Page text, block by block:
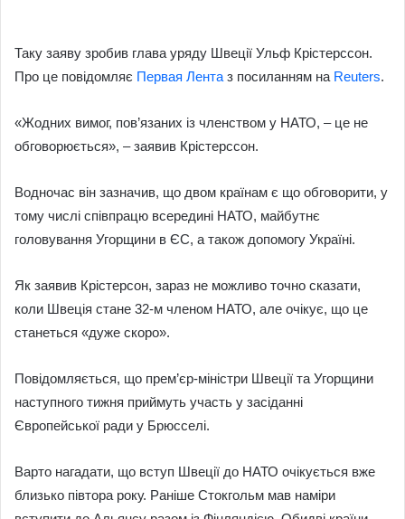
Таку заяву зробив глава уряду Швеції Ульф Крістерссон.
Про це повідомляє Первая Лента з посиланням на Reuters.
«Жодних вимог, пов’язаних із членством у НАТО, – це не
обговорюється», – заявив Крістерссон.
Водночас він зазначив, що двом країнам є що обговорити, у
тому числі співпрацю всередині НАТО, майбутнє
головування Угорщини в ЄС, а також допомогу Україні.
Як заявив Крістерсон, зараз не можливо точно сказати,
коли Швеція стане 32-м членом НАТО, але очікує, що це
станеться «дуже скоро».
Повідомляється, що прем’єр-міністри Швеції та Угорщини
наступного тижня приймуть участь у засіданні
Європейської ради у Брюсселі.
Варто нагадати, що вступ Швеції до НАТО очікується вже
близько півтора року. Раніше Стокгольм мав наміри